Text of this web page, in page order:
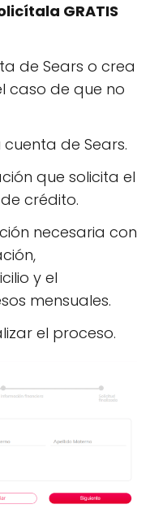
GRATIS
de Sears o crea
caso de que no
de Sears.
que solicita el
crédito.
necesaria con
y el
mensuales.
el proceso.